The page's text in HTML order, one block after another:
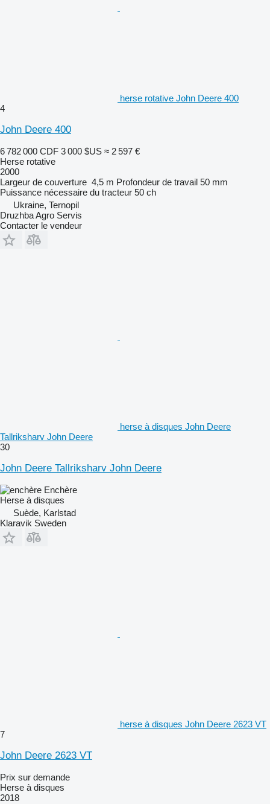
herse rotative John Deere 400
4
John Deere 400
6 782 000 CDF 3 000 $US ≈ 2 597 €
Herse rotative
2000
Largeur de couverture 4,5 m Profondeur de travail 50 mm
Puissance nécessaire du tracteur 50 ch
Ukraine, Ternopil
Druzhba Agro Servis
Contacter le vendeur
herse à disques John Deere
Tallriksharv John Deere
30
John Deere Tallriksharv John Deere
Enchère
Herse à disques
Suède, Karlstad
Klaravik Sweden
herse à disques John Deere 2623 VT
7
John Deere 2623 VT
Prix sur demande
Herse à disques
2018